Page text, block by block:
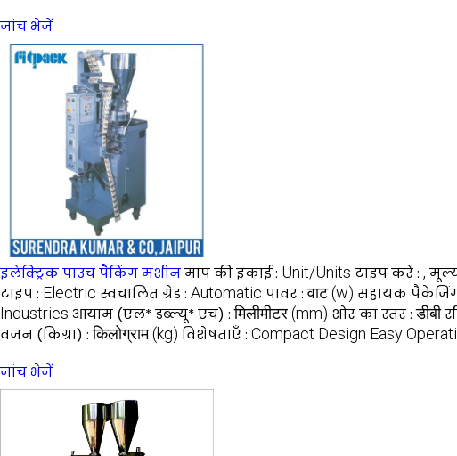
जांच भेजें
इलेक्ट्रिक पाउच पैकिंग मशीनमाप की इकाई : Unit/Units टाइप करें : ,
टाइप : Electric स्वचालित ग्रेड : Automatic पावर :वाट (w) सहायक पैकेजिंग
Industries आयाम (एल* डब्ल्यू* एच) :मिलीमीटर (mm) शोर का स्तर :डीबी
वजन (किग्रा) :किलोग्राम (kg) विशेषताएँ : Compact Design Easy
जांच भेजें